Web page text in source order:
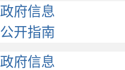
政府信息
公开指南
政府信息